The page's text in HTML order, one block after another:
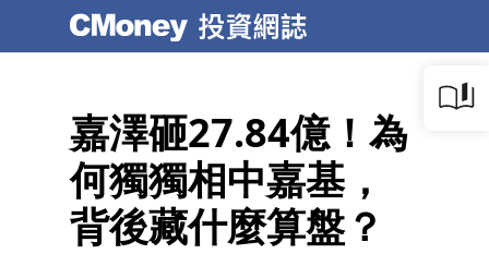
嘉澤砸27.84億！為
何獨獨相中嘉基，
背後藏什麼算盤？